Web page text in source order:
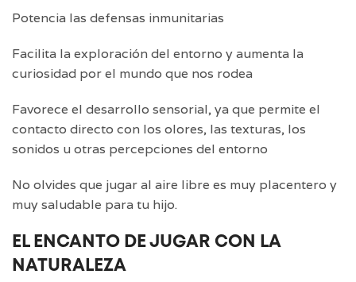
Potencia las defensas inmunitarias
Facilita la exploración del entorno y aumenta la
curiosidad por el mundo que nos rodea
Favorece el desarrollo sensorial, ya que permite el
contacto directo con los olores, las texturas, los
sonidos u otras percepciones del entorno
No olvides que jugar al aire libre es muy placentero y
muy saludable para tu hijo.
EL ENCANTO DE JUGAR CON LA
NATURALEZA